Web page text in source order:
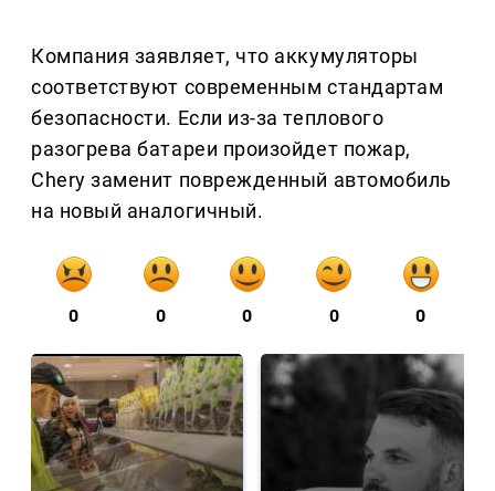
Компания заявляет, что аккумуляторы
соответствуют современным стандартам
безопасности. Если из-за теплового
разогрева батареи произойдет пожар,
Chery заменит поврежденный автомобиль
на новый аналогичный.
0 0 0 0 0